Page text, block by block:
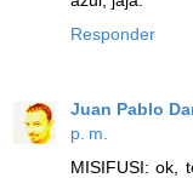
Responder
Juan Pablo
p. m.
MISIFUSI: ok,